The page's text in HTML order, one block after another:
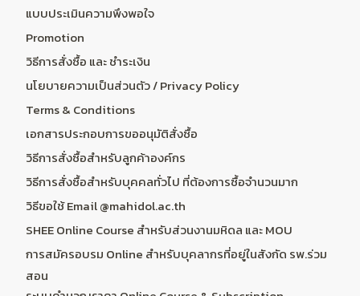
แบบประเมินความพึงพอใจ
Promotion
วิธีการสั่งซื้อ และ ชำระเงิน
นโยบายความเป็นส่วนตัว / Privacy Policy
Terms & Conditions
เอกสารประกอบการขออนุมัติสั่งซื้อ
วิธีการสั่งซื้อสำหรับลูกค้าองค์กร
วิธีการสั่งซื้อสำหรับบุคคลทั่วไป ที่ต้องการซื้อจำนวนมาก
วิธีขอใช้ Email @mahidol.ac.th
SHEE Online Course สำหรับส่วนงานมหิดล และ MOU
การสมัครอบรม Online สำหรับบุคลากรที่อยู่ในสังกัด รพ.ร่วม
สอน